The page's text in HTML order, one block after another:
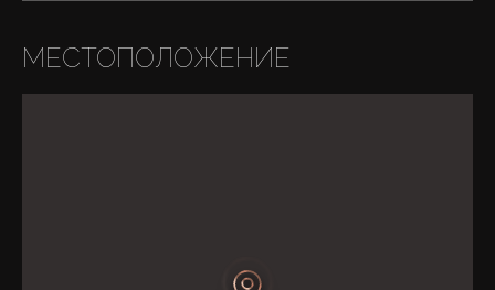
МЕСТОПОЛОЖЕНИЕ